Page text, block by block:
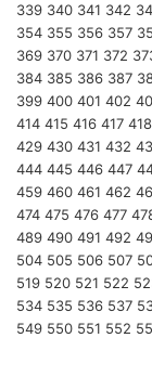
339 340 341 342
354 355 356 357
369 370 371 372
384 385 386 387
399 400 401 402
414 415 416 417 418
429 430 431 432
444 445 446 447
459 460 461 462
474 475 476 477
489 490 491 492
504 505 506 507
519 520 521 522
534 535 536 537
549 550 551 552